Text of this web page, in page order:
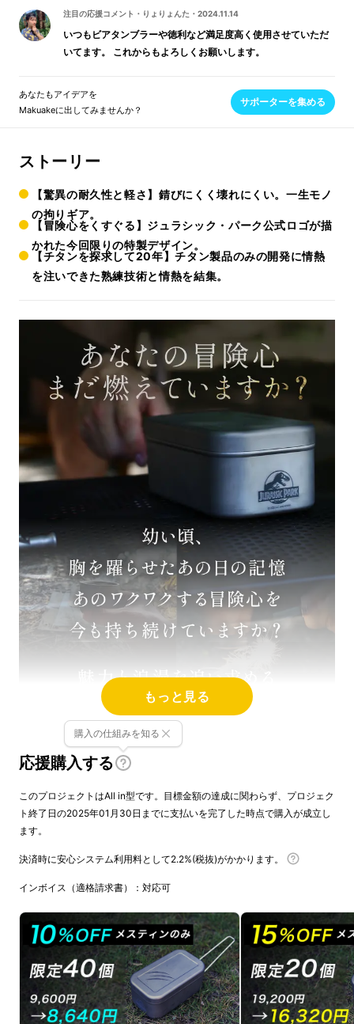
注目の応援コメント ・ りょりょんた ・ 2024.11.14
いつもビアタンブラーや徳利など満足度高く使用させていただ
いてます。 これからもよろしくお願いします。
あなたもアイデアを
Makuakeに出してみませんか？
サポーターを集める
ストーリー
【驚異の耐久性と軽さ】錆びにくく壊れにくい。一生モノ
の拘りギア。
【冒険心をくすぐる】ジュラシック・パーク公式ロゴが描
かれた今回限りの特製デザイン。
【チタンを探求して20年】チタン製品のみの開発に情熱
を注いできた熟練技術と情熱を結集。
もっと見る
応援購入する
購入の仕組みを知る
このプロジェクトはAll in型です。目標金額の達成に関わらず、プロジェク
ト終了日の2025年01月30日までに支払いを完了した時点で購入が成立し
ます。
決済時に安心システム利用料として2.2%(税抜)がかかります。
インボイス（適格請求書）：対応可